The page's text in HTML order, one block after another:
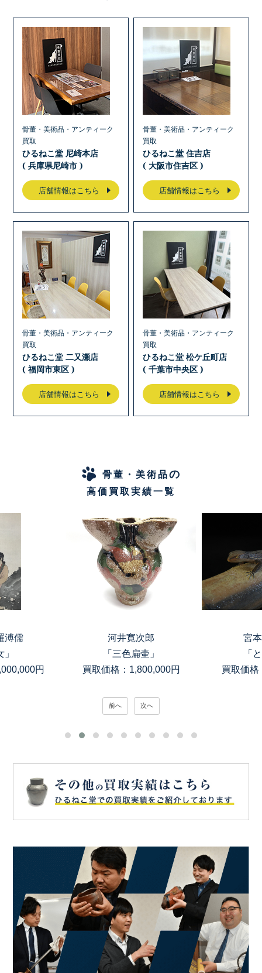
骨董・美術品・アンティーク
買取
ひるねこ堂 尼崎本店
( 兵庫県尼崎市 )
店舗情報はこちら
骨董・美術品・アンティーク
買取
ひるねこ堂 住吉店
( 大阪市住吉区 )
店舗情報はこちら
骨董・美術品・アンティーク
買取
ひるねこ堂 二又瀬店
( 福岡市東区 )
店舗情報はこちら
骨董・美術品・アンティーク
買取
ひるねこ堂 松ケ丘町店
( 千葉市中央区 )
店舗情報はこちら
骨董・美術品の
高価買取実績一覧
溥儒
円
河井寛次郎
「三色扁壷」
買取価格：1,800,000円
宮
「
買取価格
前へ 次へ